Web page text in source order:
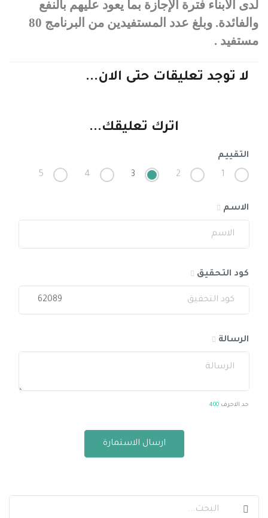
لدى الأبناء فترة الإجازة بما يعود عليهم بالنفع
والفائدة.
وبلغ عدد المستفيدين من البرنامج 80
مستفيد .
لا توجد تعليقات حتى الان...
اترك تعليقك...
التقييم
1
2
3
4
5
الاسم
كود التحقيق
62089
الرسالة
حد الاحرف 400
ارسال الاستمارة